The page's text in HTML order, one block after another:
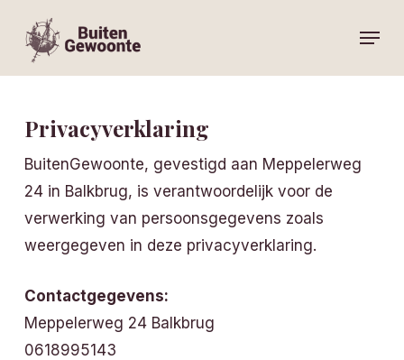
main
Menu
Privacyverklaring
BuitenGewoonte, gevestigd aan Meppelerweg
24 in Balkbrug, is verantwoordelijk voor de
verwerking van persoonsgegevens zoals
weergegeven in deze privacyverklaring.
Contactgegevens:
Meppelerweg 24 Balkbrug
0618995143